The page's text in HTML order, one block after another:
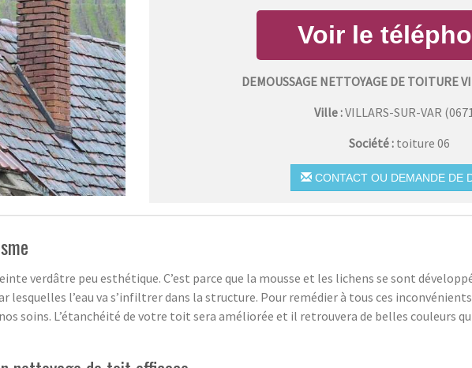
DEMOUSSAGE NETTOYAGE DE TOITURE
Ville :VILLARS-SUR-VAR (
Société : toiture 06
CONTACT OU DEMANDE DE
verdâtre peu esthétique. C’est parce que la mousse et les lichens se sont
lesquelles l’eau va s’infiltrer dans la structure. Pour remédier à tous ces
soins. L’étanchéité de votre toit sera améliorée et il retrouvera de belles couleurs